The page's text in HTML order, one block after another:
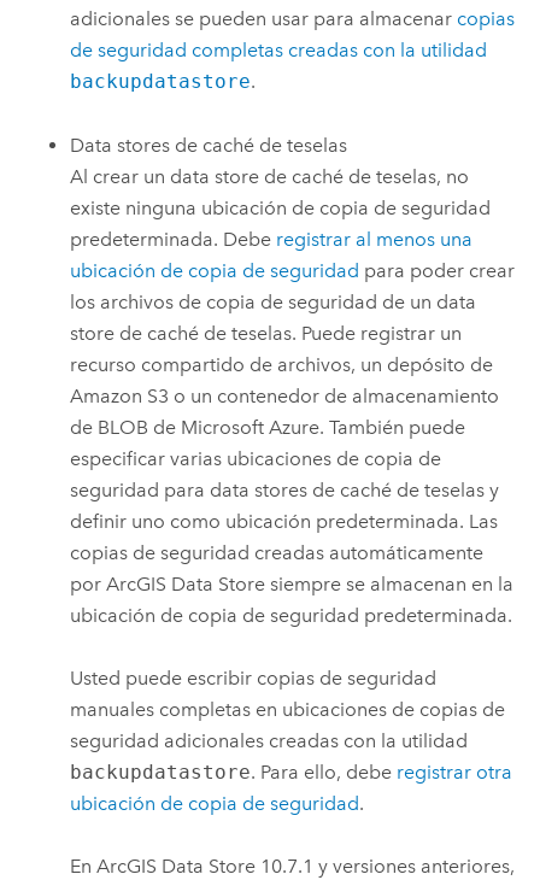
adicionales se pueden usar para almacenar copias
de seguridad completas creadas con la utilidad
backupdatastore.
Data stores de caché de teselas
Al crear un data store de caché de teselas, no
existe ninguna ubicación de copia de seguridad
predeterminada. Debe registrar al menos una
ubicación de copia de seguridad para poder crear
los archivos de copia de seguridad de un data
store de caché de teselas. Puede registrar un
recurso compartido de archivos, un depósito de
Amazon S3 o un contenedor de almacenamiento
de BLOB de Microsoft Azure. También puede
especificar varias ubicaciones de copia de
seguridad para data stores de caché de teselas y
definir uno como ubicación predeterminada. Las
copias de seguridad creadas automáticamente
porArcGIS Data Store siempre se almacenan en la
ubicación de copia de seguridad predeterminada.
Usted puede escribir copias de seguridad
manuales completas en ubicaciones de copias de
seguridad adicionales creadas con la utilidad
backupdatastore. Para ello, debe registrar otra
ubicación de copia de seguridad.
EnArcGIS Data Store 10.7.1 y versiones anteriores,